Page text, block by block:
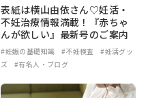
表紙は横山由依さん♡妊活・
不妊治療情報満載！『赤ちゃ
んが欲しい』最新号のご案内
#妊娠の基礎知識 #不妊検査
#妊活グッ
ズ
#有名人・ブログ